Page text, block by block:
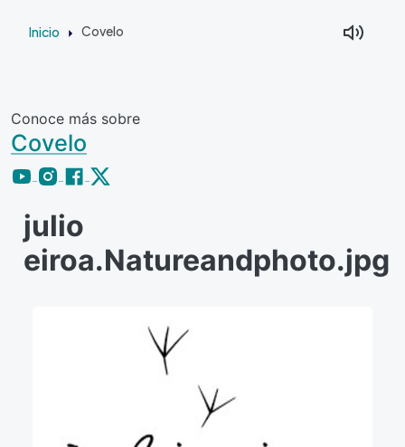
Inicio Covelo
Conoce más sobre
Covelo
julio
eiroa.Natureandphoto.jpg